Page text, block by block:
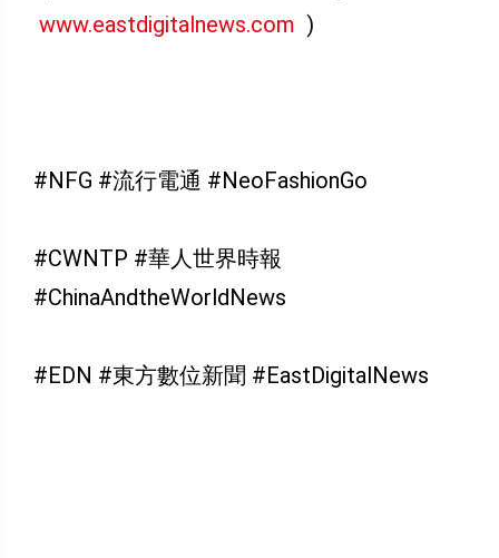
www.eastdigitalnews.com )
#NFG #流行電通 #NeoFashionGo
#CWNTP #華人世界時報
#ChinaAndtheWorldNews
#EDN #東方數位新聞 #EastDigitalNews